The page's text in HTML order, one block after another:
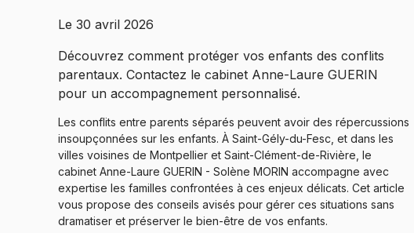
Le30 avril 2026
Découvrez comment protéger vos enfants des conflits
parentaux. Contactez le cabinet Anne-Laure GUERIN
pour un accompagnement personnalisé.
Les conflits entre parents séparés peuvent avoir des répercussions
insoupçonnées sur les enfants. À Saint-Gély-du-Fesc, et dans les
villes voisines de Montpellier et Saint-Clément-de-Rivière, le
cabinet Anne-Laure GUERIN - Solène MORIN accompagne avec
expertise les familles confrontées à ces enjeux délicats. Cet article
vous propose des conseils avisés pour gérer ces situations sans
dramatiser et préserver le bien-être de vos enfants.